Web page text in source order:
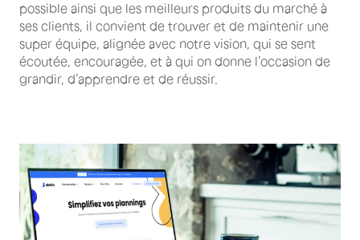
possible ainsi que les meilleurs produits du marché à
ses clients, il convient de trouver et de maintenir une
super équipe, alignée avec notre vision, qui se sent
écoutée, encouragée, et à qui on donne l’occasion de
grandir, d’apprendre et de réussir.